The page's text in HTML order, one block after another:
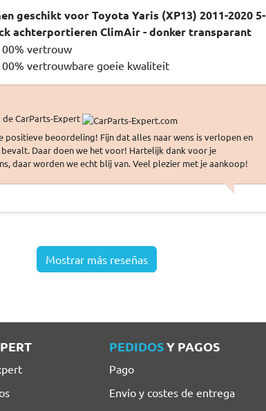
geschikt voor Toyota Yaris (XP13) 2011-2020 5-
achterportieren ClimAir - donker transparant
vertrouw
vertrouwbare goeie kwaliteit
de CarParts-Expert
positieve beoordeling! Fijn dat alles naar wens is verlopen en
Daar doen we het voor! Hartelijk dank voor je
daar worden we echt blij van. Veel plezier met je aankoop!
Mostrar más reseñas
PEDIDOSY PAGOS
Pago
Envío y costes de entrega